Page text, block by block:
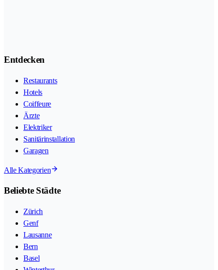
Entdecken
Restaurants
Hotels
Coiffeure
Ärzte
Elektriker
Sanitärinstallation
Garagen
Alle Kategorien
Beliebte Städte
Zürich
Genf
Lausanne
Bern
Basel